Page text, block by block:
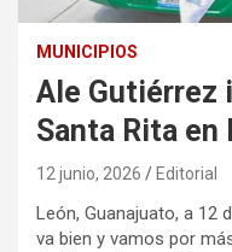
MUNICIPIOS
Ale Gutiérrez
Santa Rita en
12 junio, 2026 Editorial
León, Guanajuato, a 12
va bien y vamos por